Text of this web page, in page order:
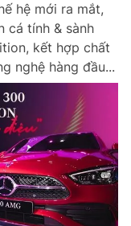
hệ mới ra mắt,
cá tính & sành
kết hợp chất
nghệ hàng đầu...